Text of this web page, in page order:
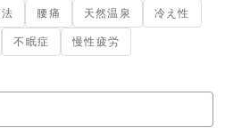
腰痛 天然温泉 冷え性
不眠症 慢性疲労